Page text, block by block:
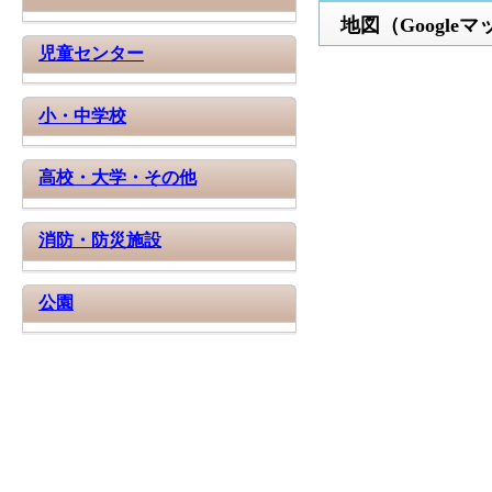
児童センター
小・中学校
高校・大学・その他
消防・防災施設
公園
地図（Googleマ